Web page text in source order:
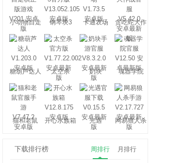
小动物自走
棋
钢琴块3 卡通农场
贪吃蛇大作
战
糖葫芦达人 太空杀 奶块 魂器学院
猫和老鼠 开心水族箱 光遇 网易狼人杀
下载排行榜 周排行 月排行